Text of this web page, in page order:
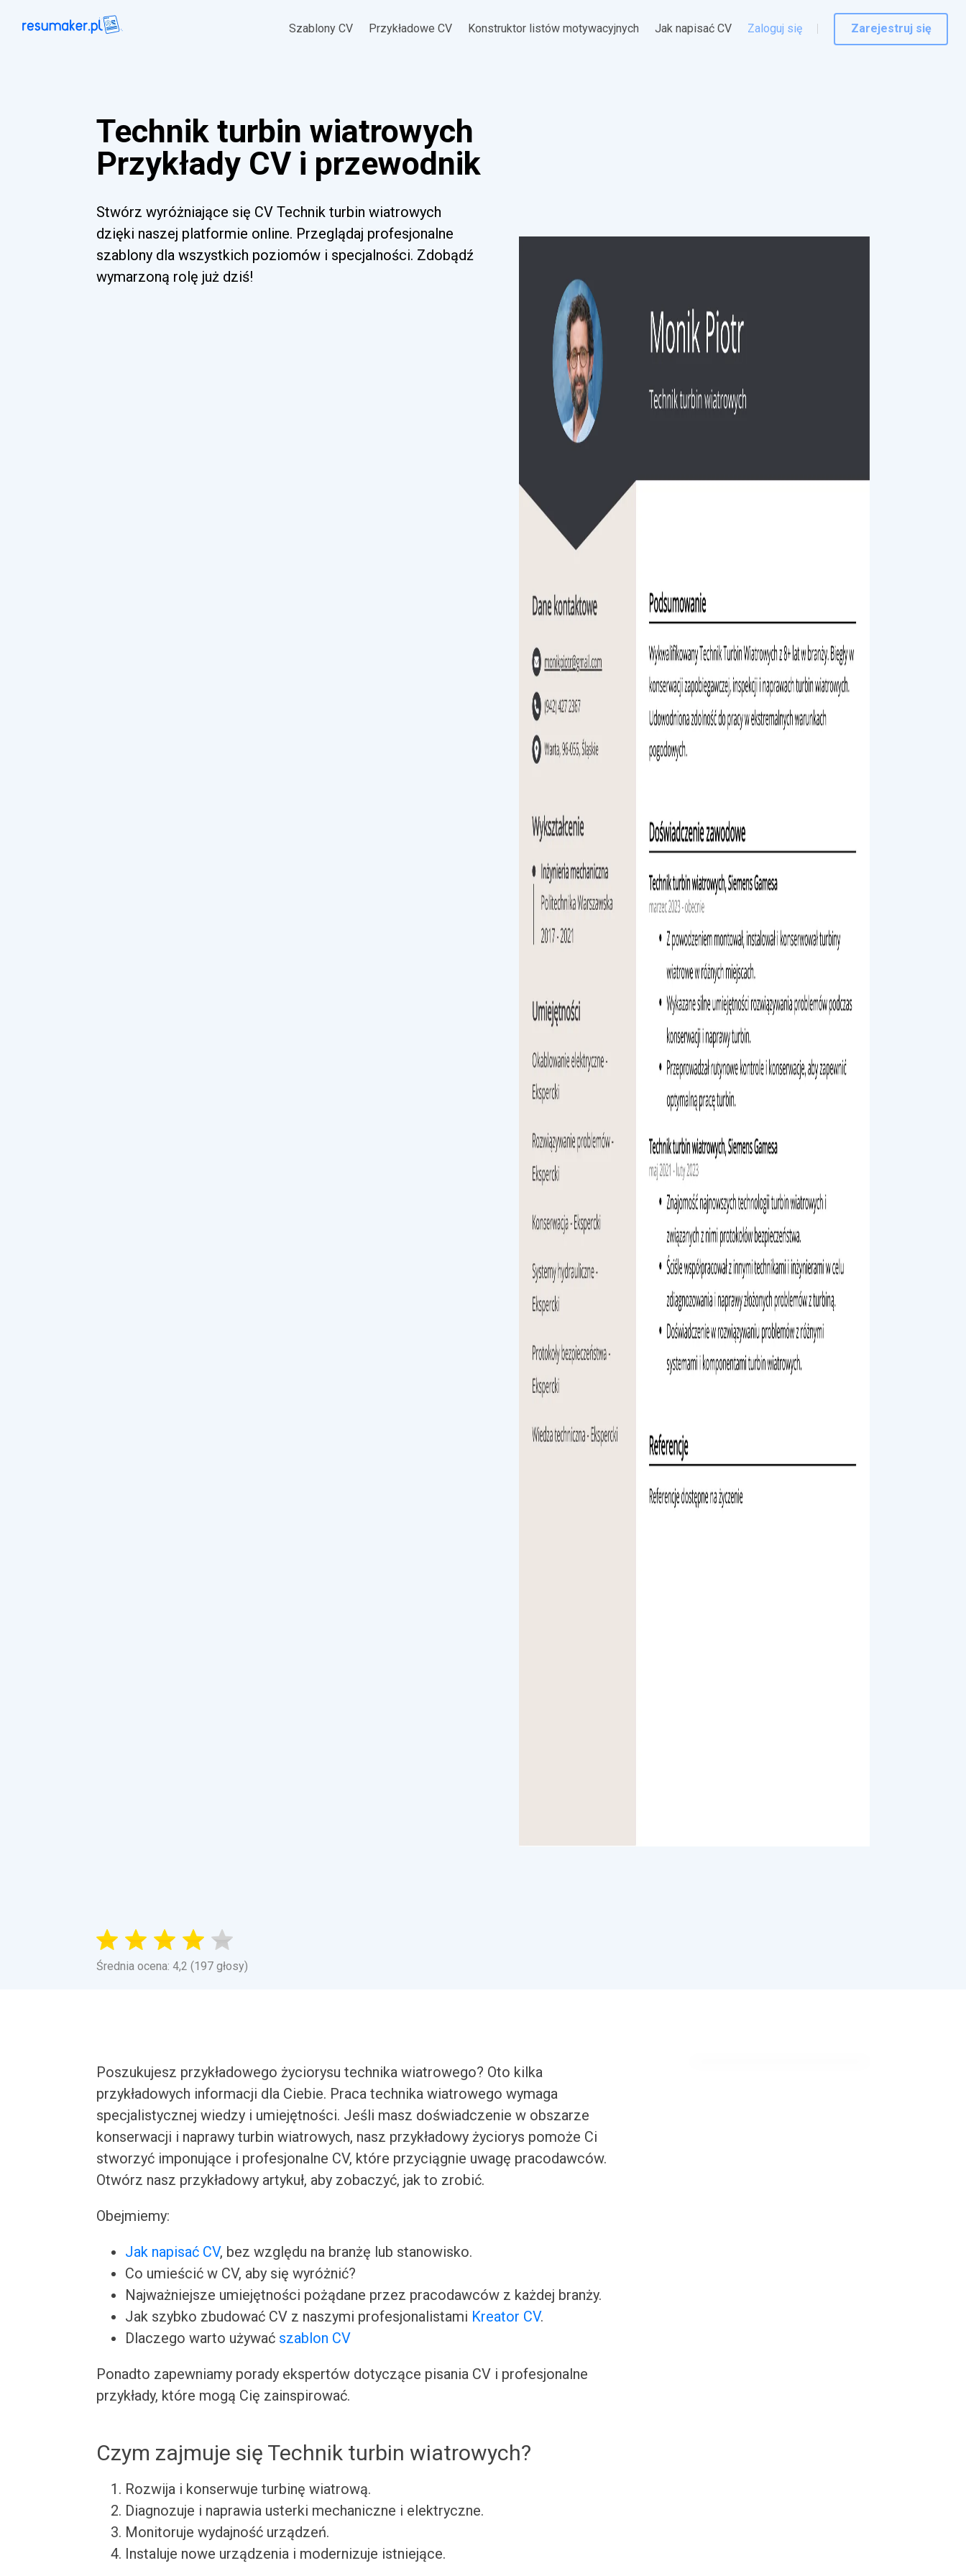
Szablony CV Przykładowe CV Konstruktor listów motywacyjnych Jak napisać CV Zaloguj się Zarejestruj się
Technik turbin wiatrowych
Przykłady CV i przewodnik
Stwórz wyróżniające się CV Technik turbin wiatrowych
dzięki naszej platformie online. Przeglądaj profesjonalne
szablony dla wszystkich poziomów i specjalności. Zdobądź
wymarzoną rolę już dziś!
Średnia ocena: 4,2 (197 głosy)
Poszukujesz przykładowego życiorysu technika wiatrowego? Oto kilka
przykładowych informacji dla Ciebie. Praca technika wiatrowego wymaga
specjalistycznej wiedzy i umiejętności. Jeśli masz doświadczenie w obszarze
konserwacji i naprawy turbin wiatrowych, nasz przykładowy życiorys pomoże Ci
stworzyć imponujące i profesjonalne CV, które przyciągnie uwagę pracodawców.
Otwórz nasz przykładowy artykuł, aby zobaczyć, jak to zrobić.
Obejmiemy:
Jak napisać CV, bez względu na branżę lub stanowisko.
Co umieścić w CV, aby się wyróżnić?
Najważniejsze umiejętności pożądane przez pracodawców z każdej branży.
Jak szybko zbudować CV z naszymi profesjonalistami Kreator CV.
Dlaczego warto używać szablon CV
Ponadto zapewniamy porady ekspertów dotyczące pisania CV i profesjonalne
przykłady, które mogą Cię zainspirować.
Czym zajmuje się Technik turbin wiatrowych?
Rozwija i konserwuje turbinę wiatrową.
Diagnozuje i naprawia usterki mechaniczne i elektryczne.
Monitoruje wydajność urządzeń.
Instaluje nowe urządzenia i modernizuje istniejące.